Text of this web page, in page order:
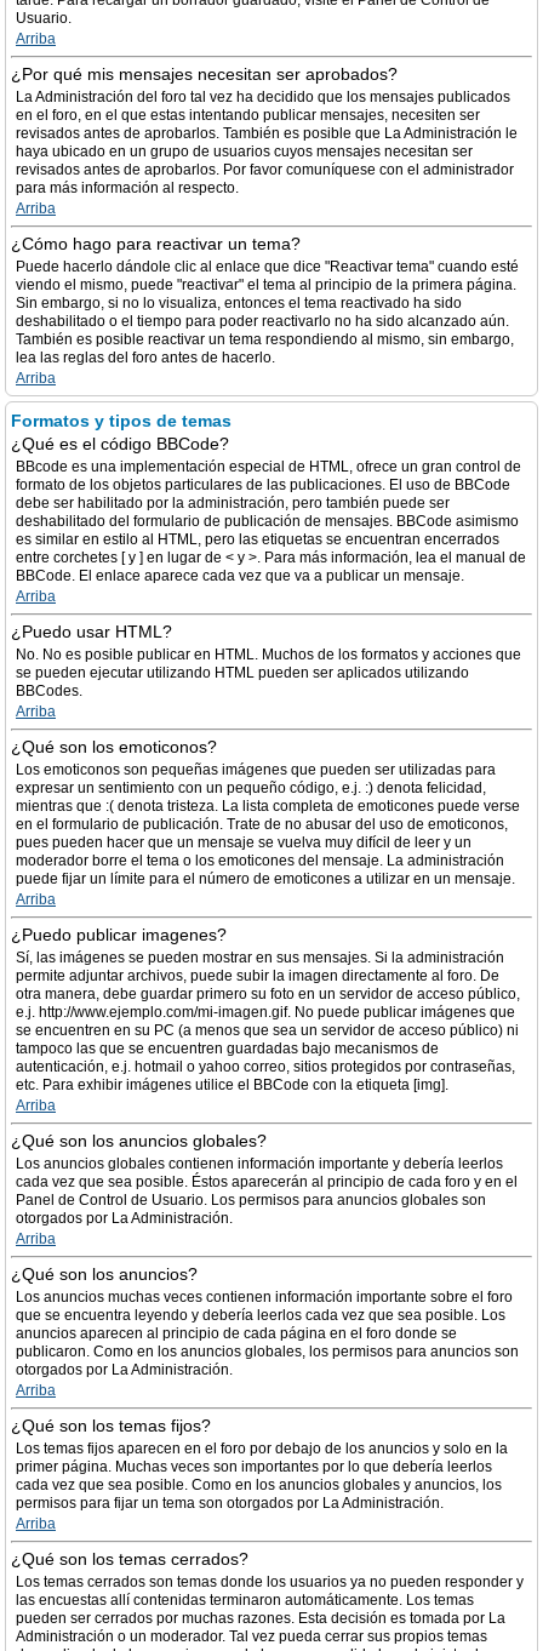
Usuario.
Arriba
¿Por qué mis mensajes necesitan ser aprobados?
La Administración del foro tal vez ha decidido que los mensajes publicados
en el foro, en el que estas intentando publicar mensajes, necesiten ser
revisados antes de aprobarlos. También es posible que La Administración le
haya ubicado en un grupo de usuarios cuyos mensajes necesitan ser
revisados antes de aprobarlos. Por favor comuníquese con el administrador
para más información al respecto.
Arriba
¿Cómo hago para reactivar un tema?
Puede hacerlo dándole clic al enlace que dice "Reactivar tema" cuando esté
viendo el mismo, puede "reactivar" el tema al principio de la primera página.
Sin embargo, si no lo visualiza, entonces el tema reactivado ha sido
deshabilitado o el tiempo para poder reactivarlo no ha sido alcanzado aún.
También es posible reactivar un tema respondiendo al mismo, sin embargo,
lea las reglas del foro antes de hacerlo.
Arriba
Formatos y tipos de temas
¿Qué es el código BBCode?
BBcode es una implementación especial de HTML, ofrece un gran control de
formato de los objetos particulares de las publicaciones. El uso de BBCode
debe ser habilitado por la administración, pero también puede ser
deshabilitado del formulario de publicación de mensajes. BBCode asimismo
es similar en estilo al HTML, pero las etiquetas se encuentran encerrados
entre corchetes [ y ] en lugar de < y >. Para más información, lea el manual de
BBCode. El enlace aparece cada vez que va a publicar un mensaje.
Arriba
¿Puedo usar HTML?
No. No es posible publicar en HTML. Muchos de los formatos y acciones que
se pueden ejecutar utilizando HTML pueden ser aplicados utilizando
BBCodes.
Arriba
¿Qué son los emoticonos?
Los emoticonos son pequeñas imágenes que pueden ser utilizadas para
expresar un sentimiento con un pequeño código, e.j. :) denota felicidad,
mientras que :( denota tristeza. La lista completa de emoticones puede verse
en el formulario de publicación. Trate de no abusar del uso de emoticonos,
pues pueden hacer que un mensaje se vuelva muy difícil de leer y un
moderador borre el tema o los emoticones del mensaje. La administración
puede fijar un límite para el número de emoticones a utilizar en un mensaje.
Arriba
¿Puedo publicar imagenes?
Sí, las imágenes se pueden mostrar en sus mensajes. Si la administración
permite adjuntar archivos, puede subir la imagen directamente al foro. De
otra manera, debe guardar primero su foto en un servidor de acceso público,
e.j. http://www.ejemplo.com/mi-imagen.gif. No puede publicar imágenes que
se encuentren en su PC (a menos que sea un servidor de acceso público) ni
tampoco las que se encuentren guardadas bajo mecanismos de
autenticación, e.j. hotmail o yahoo correo, sitios protegidos por contraseñas,
etc. Para exhibir imágenes utilice el BBCode con la etiqueta [img].
Arriba
¿Qué son los anuncios globales?
Los anuncios globales contienen información importante y debería leerlos
cada vez que sea posible. Éstos aparecerán al principio de cada foro y en el
Panel de Control de Usuario. Los permisos para anuncios globales son
otorgados por La Administración.
Arriba
¿Qué son los anuncios?
Los anuncios muchas veces contienen información importante sobre el foro
que se encuentra leyendo y debería leerlos cada vez que sea posible. Los
anuncios aparecen al principio de cada página en el foro donde se
publicaron. Como en los anuncios globales, los permisos para anuncios son
otorgados por La Administración.
Arriba
¿Qué son los temas fijos?
Los temas fijos aparecen en el foro por debajo de los anuncios y solo en la
primer página. Muchas veces son importantes por lo que debería leerlos
cada vez que sea posible. Como en los anuncios globales y anuncios, los
permisos para fijar un tema son otorgados por La Administración.
Arriba
¿Qué son los temas cerrados?
Los temas cerrados son temas donde los usuarios ya no pueden responder y
las encuestas allí contenidas terminaron automáticamente. Los temas
pueden ser cerrados por muchas razones. Esta decisión es tomada por La
Administración o un moderador. Tal vez pueda cerrar sus propios temas